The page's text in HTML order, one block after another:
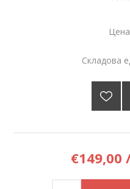
Складова
€149,00